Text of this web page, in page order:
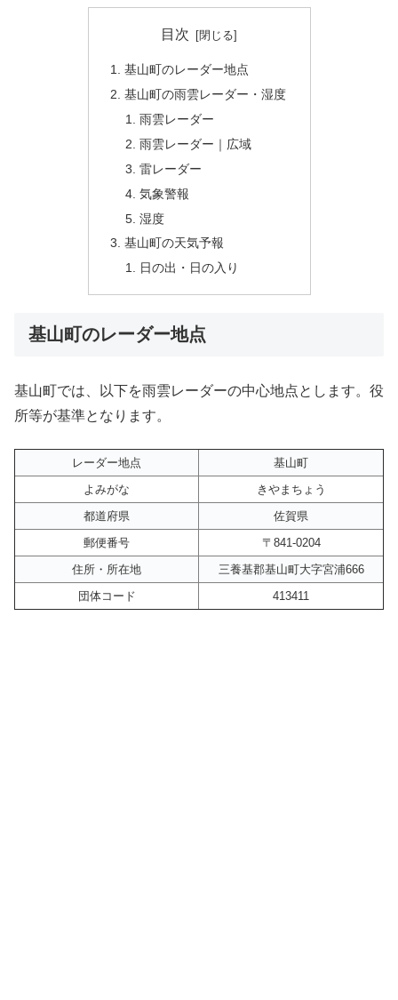
目次
基山町のレーダー地点
基山町の雨雲レーダー・湿度
雨雲レーダー
雨雲レーダー｜広域
雷レーダー
気象警報
湿度
基山町の天気予報
日の出・日の入り
基山町のレーダー地点
基山町では、以下を雨雲レーダーの中心地点とします。役
所等が基準となります。
レーダー地点
基山町
よみがな
きやまちょう
都道府県
佐賀県
郵便番号
〒841-0204
住所・所在地
三養基郡基山町大字宮浦666
団体コード
413411